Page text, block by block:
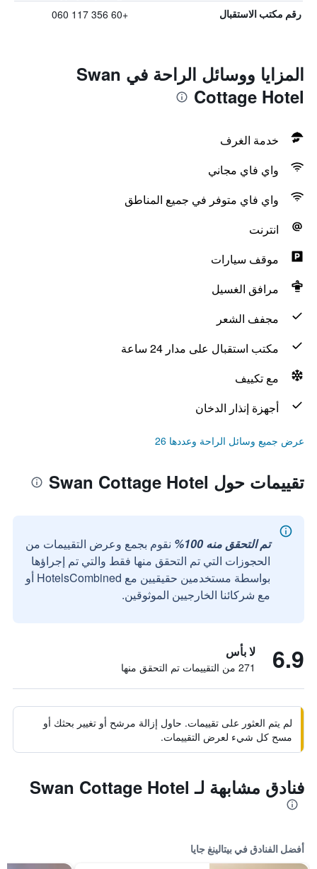
رقم مكتب الاستقبال +60 356 117 060
المزايا ووسائل الراحة في Swan
Cottage Hotel
خدمة الغرف
واي فاي مجاني
واي فاي متوفر في جميع المناطق
انترنت
موقف سيارات
مرافق الغسيل
مجفف الشعر
مكتب استقبال على مدار 24 ساعة
مع تكييف
أجهزة إنذار الدخان
عرض جميع وسائل الراحة وعددها 26
تقييمات حول Swan Cottage Hotel
تم التحقق منه 100%
نقوم بجمع وعرض التقييمات من
الحجوزات التي تم التحقق منها فقط والتي تم إجراؤها
بواسطة مستخدمين حقيقيين مع HotelsCombined أو
مع شركائنا الخارجيين الموثوقين.
6.9 لا بأس
271 من التقييمات تم التحقق منها
لم يتم العثور على تقييمات. حاول إزالة مرشح أو تغيير بحثك أو
مسح كل شيء لعرض التقييمات.
فنادق مشابهة لـ Swan Cottage Hotel
أفضل الفنادق في بيتالينغ جايا